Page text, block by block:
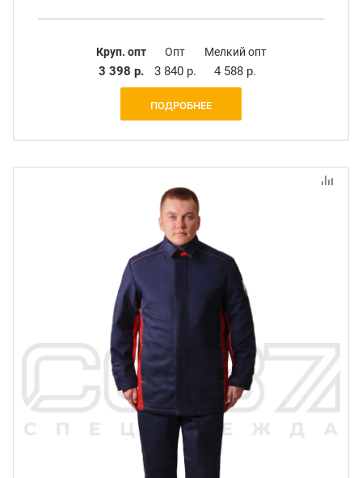
Круп. опт
3 398 р.
Опт
3 840 р.
Мелкий опт
4 588 р.
ПОДРОБНЕЕ